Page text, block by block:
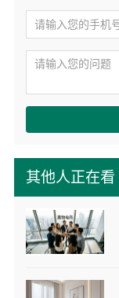
其他人正在看